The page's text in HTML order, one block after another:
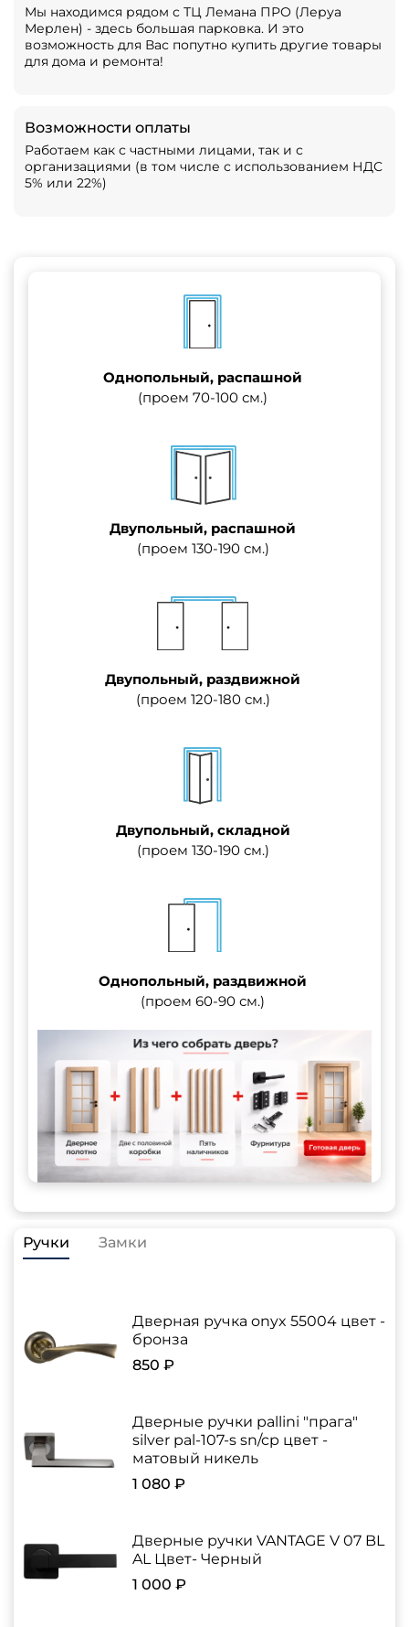
Мы находимся рядом с ТЦ Лемана ПРО (Леруа
Мерлен) - здесь большая парковка. И это
возможность для Вас попутно купить другие товары
для дома и ремонта!
Возможности оплаты
Работаем как с частными лицами, так и с
организациями (в том числе с использованием НДС
5% или 22%)
Однопольный, распашной
(проем 70-100 см.)
Двупольный, распашной
(проем 130-190 см.)
Двупольный, раздвижной
(проем 120-180 см.)
Двупольный, складной
(проем 130-190 см.)
Однопольный, раздвижной
(проем 60-90 см.)
Ручки Замки
Дверная ручка onyx 55004 цвет -
бронза
850 ₽
Дверные ручки pallini "прага"
silver pal-107-s sn/cp цвет -
матовый никель
1 080 ₽
Дверные ручки VANTAGE V 07 BL
AL Цвет- Черный
1 000 ₽